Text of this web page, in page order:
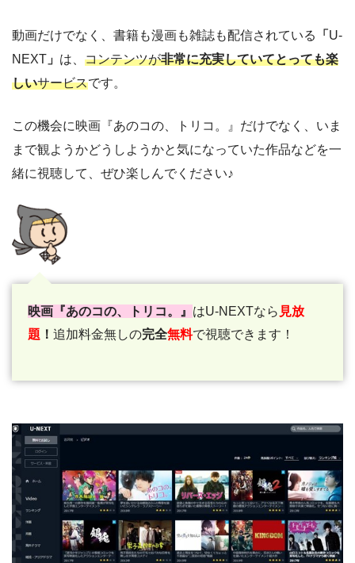
動画だけでなく、書籍も漫画も雑誌も配信されている 「 U-
NEXT 」 は、 コンテンツが非常に充実していてとっても楽
しいサービスです。
この機会に映画『あのコの、トリコ。』だけでなく、いま
まで観ようかどうしようかと気になっていた作品などを一
緒に視聴して、ぜひ楽しんでください♪
映画『あのコの、トリコ。』 はU-NEXTなら 見放
題 ！ 追加料金無しの完全無料で視聴できます！